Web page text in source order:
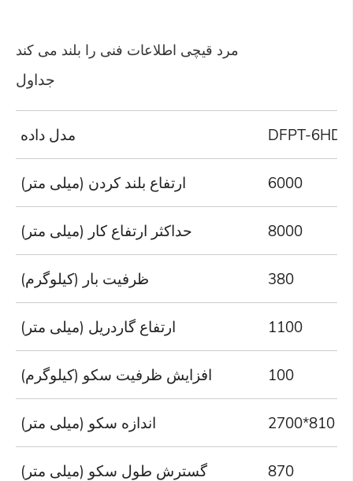
مرد قیچی اطلاعات فنی را بلند می کند
جداول
مدل داده DFPT-6HD
ارتفاع بلند کردن (میلی متر) 6000
حداکثر ارتفاع کار (میلی متر) 8000
ظرفیت بار (کیلوگرم) 380
ارتفاع گاردریل (میلی متر) 1100
افزایش ظرفیت سکو (کیلوگرم) 100
اندازه سکو (میلی متر) 2700*810
گسترش طول سکو (میلی متر) 870